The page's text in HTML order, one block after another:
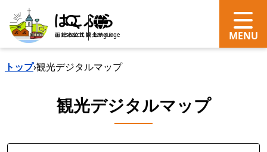
search Language
トップ›観光デジタルマップ
観光デジタルマップ